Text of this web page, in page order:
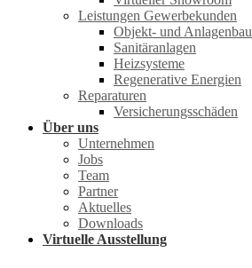
Leistungen Gewerbekunden
Objekt- und Anlagenbau
Sanitäranlagen
Heizsysteme
Regenerative Energien
Reparaturen
Versicherungsschäden
Über uns
Unternehmen
Jobs
Team
Partner
Aktuelles
Downloads
Virtuelle Ausstellung